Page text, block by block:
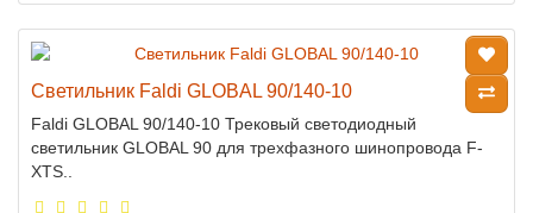
Светильник Faldi GLOBAL 90/140-10
Faldi GLOBAL 90/140-10 Трековый светодиодный
светильник GLOBAL 90 для трехфазного шинопровода F-
XTS..